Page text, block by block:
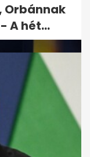
Orbánnak
A hét...